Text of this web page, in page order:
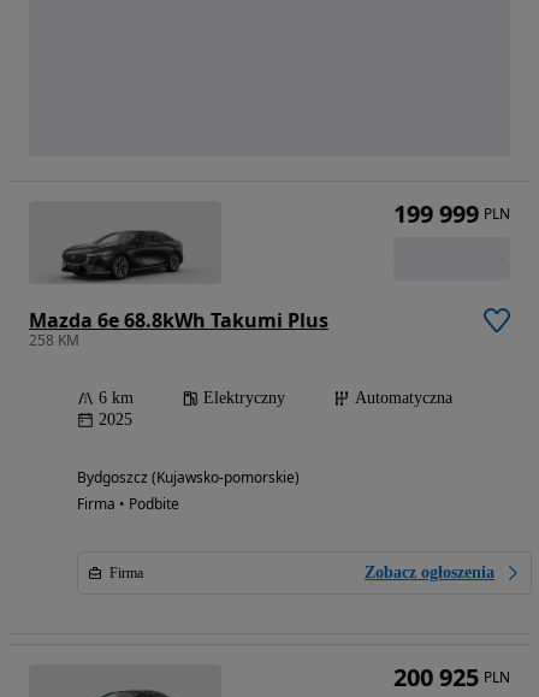
Mazda 6e 68.8kWh Takumi Plus
258 KM
6 km Elektryczny
Automatyczna
2025
Bydgoszcz (Kujawsko-pomorskie)
Firma • Podbite
Firma Zobacz ogłoszenia
199 999 PLN
200 925 PLN